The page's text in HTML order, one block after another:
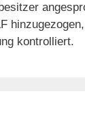
kontrolliert.